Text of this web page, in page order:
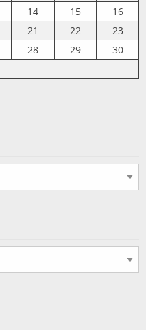
14 15
16
21 22
23
28 29
30